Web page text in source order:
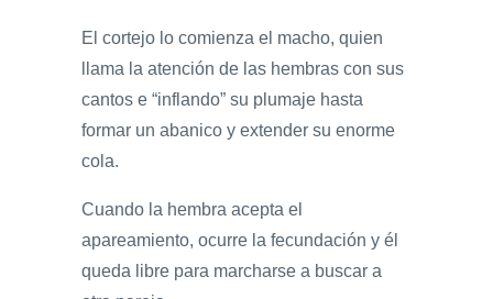
El cortejo lo comienza el macho, quien
llama la atención de las hembras con sus
cantos e “inflando” su plumaje hasta
formar un abanico y extender su enorme
cola.
Cuando la hembra acepta el
apareamiento, ocurre la fecundación y él
queda libre para marcharse a buscar a